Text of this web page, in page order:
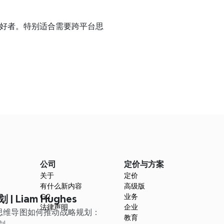
者。特别适合需要跨平台思
| Liam Hughes
导图如何推动战略规划：
公司
关于
有什么新内容
G2
法律声明
定价与方案
定价
高级版
业务
企业
教育